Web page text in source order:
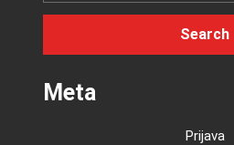
Meta
Prijava